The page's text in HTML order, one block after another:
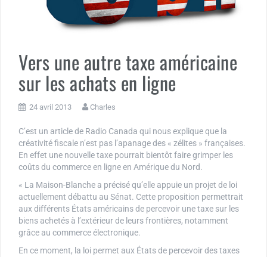
Vers une autre taxe américaine
sur les achats en ligne
24 avril 2013 Charles
C’est un article de Radio Canada qui nous explique que la
créativité fiscale n’est pas l’apanage des « zélites » françaises.
En effet une nouvelle taxe pourrait bientôt faire grimper les
coûts du commerce en ligne en Amérique du Nord.
« La Maison-Blanche a précisé qu’elle appuie un projet de loi
actuellement débattu au Sénat. Cette proposition permettrait
aux différents États américains de percevoir une taxe sur les
biens achetés à l’extérieur de leurs frontières, notamment
grâce au commerce électronique.
En ce moment, la loi permet aux États de percevoir des taxes